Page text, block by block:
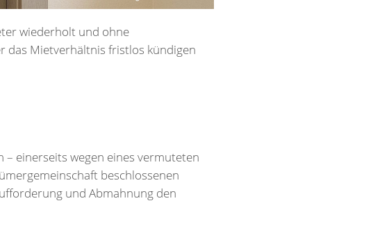
wiederholt und ohne
das Mietverhältnis fristlos kündigen
einerseits wegen eines vermuteten
beschlossenen
und Abmahnung den